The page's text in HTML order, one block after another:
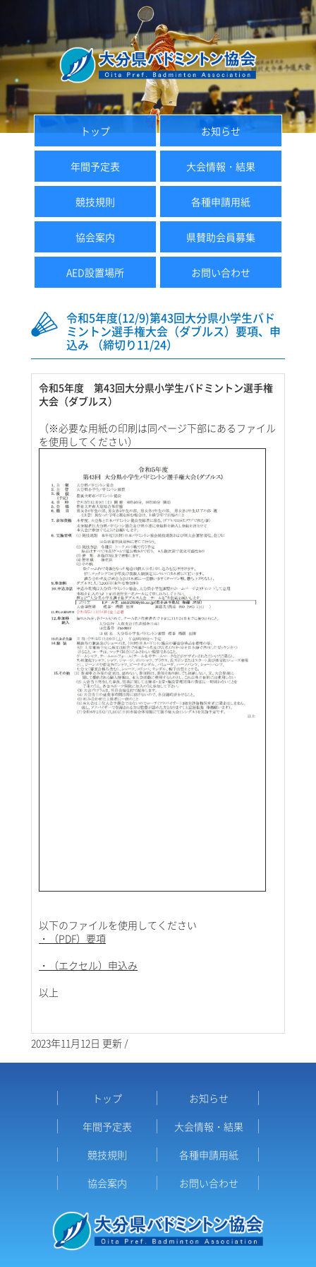
トップ お知らせ
年間予定表 大会情報・結果
競技規則 各種申請用紙
協会案内 県賛助会員募集
AED設置場所 お問い合わせ
令和5年度(12/9)第43回大分県小学生バド
ミントン選手権大会（ダブルス）要項、申
込み （締切り11/24）
令和5年度 第43回大分県小学生バドミントン選手権
大会（ダブルス）
（※必要な用紙の印刷は同ページ下部にあるファイル
を使用してください）
以下のファイルを使用してください
・（PDF）要項
・（エクセル）申込み
以上
2023年11月12日 更新 /
トップ
お知らせ
年間予定表
大会情報・結果
競技規則
各種申請用紙
協会案内
お問い合わせ